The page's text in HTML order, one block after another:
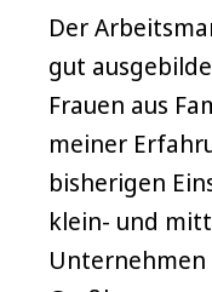
Der
gut
Frauen aus
meiner
bisherigen
klein- und
Unternehmen